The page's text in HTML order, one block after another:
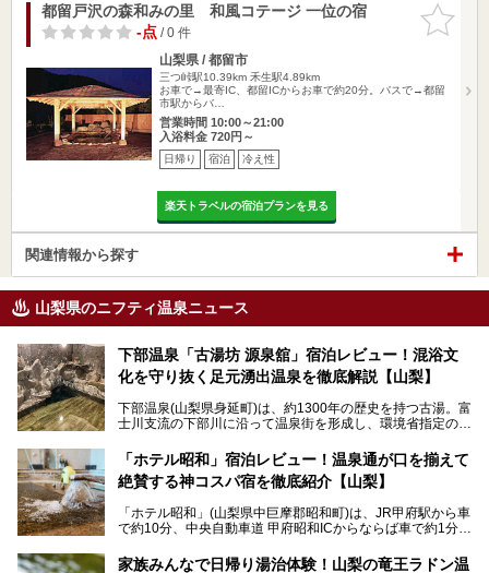
お気に入
りに追加
都留戸沢の森和みの里 和風コテージ 一位の宿
-点/ 0 件
山梨県 / 都留市
三つ峠駅10.39km 禾生駅4.89km
お車で→最寄IC、都留ICからお車で約20分。バスで→都留
市駅からバ…
営業時間 10:00～21:00
入浴料金 720円～
日帰り 宿泊 冷え性
楽天トラベルの宿泊プランを見る
関連情報から探す
山梨県のニフティ温泉ニュース
下部温泉「古湯坊 源泉舘」宿泊レビュー！混浴文
化を守り抜く足元湧出温泉を徹底解説【山梨】
下部温泉(山梨県身延町)は、約1300年の歴史を持つ古湯。富
士川支流の下部川に沿って温泉街を形成し、環境省指定の国
中でも「古湯坊 源泉舘」は、戦国時代に武田信玄公も療養
したと伝えられる名湯の宿。最大の特徴は、令和の現代にお
いても混浴文化が守られ、老若男女の分け隔て一切無く温泉
向にありますが、「古湯坊 源泉舘」では本来あるべき混浴
の姿が保たれている点に注目すべきでしょう。
今回は足元湧出の混浴温泉である「かくし湯大岩風呂」をは
「ホテル昭和」宿泊レビュー！温泉通が口を揃えて
絶賛する神コスパ宿を徹底紹介【山梨】
「ホテル昭和」(山梨県中巨摩郡昭和町)は、JR甲府駅から車
で約10分、中央自動車道 甲府昭和ICからならば車で約1分の
から、一人泊でも6,000円台から宿泊可能です。
家族みんなで日帰り湯治体験！山梨の竜王ラドン温